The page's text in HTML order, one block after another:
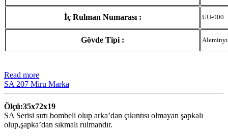
İç Rulman Numarası : UU-000
Gövde Tipi :
Read more
SA 207 Miru Marka
Ölçü:35x72x19
SA Serisi sırtı bombeli olup arka’dan çıkıntısı olmayan şapkalı
olup,şapka’dan sıkmalı rulmandır.